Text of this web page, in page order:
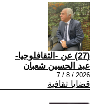
(27) عن -الثقافلوجيا-
عبد الحسين شعبان
2026 / 8 / 7
قضايا ثقافية